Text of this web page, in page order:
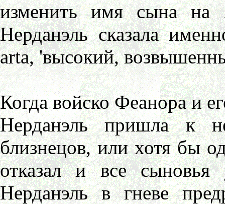
изменить имя сына
Нерданэль сказала
arta, 'высокий,
Когда войско Феанора и
Нерданэль пришла к
близнецов, или хотя бы
отказал и все
Нерданэль в гневе